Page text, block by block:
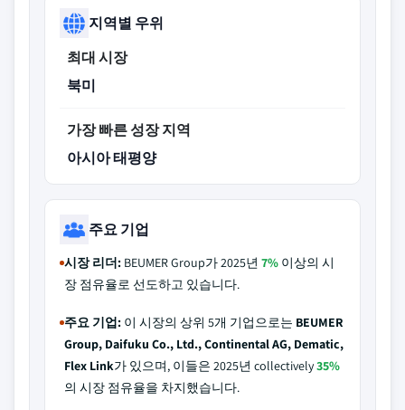
지역별 우위
최대 시장
북미
가장 빠른 성장 지역
아시아 태평양
주요 기업
시장 리더: BEUMER Group가 2025년 7% 이상의 시
장 점유율로 선도하고 있습니다.
주요 기업: 이 시장의 상위 5개 기업으로는 BEUMER
Group, Daifuku Co., Ltd., Continental AG, Dematic,
Flex Link가 있으며, 이들은 2025년 collectively35%
의 시장 점유율을 차지했습니다.